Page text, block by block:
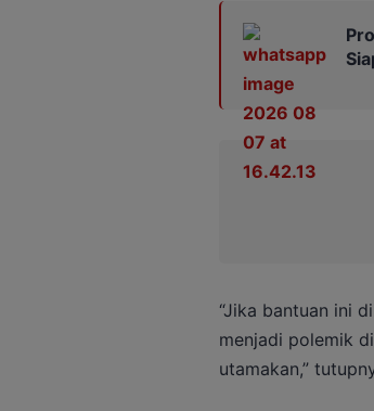
“Jika bantuan ini
menjadi polemik
utamakan,”